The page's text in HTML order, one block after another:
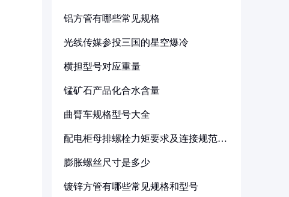
铝方管有哪些常见规格
光线传媒参投三国的星空爆冷
横担型号对应重量
锰矿石产品化合水含量
曲臂车规格型号大全
配电柜母排螺栓力矩要求及连接规范详
膨胀螺丝尺寸是多少
镀锌方管有哪些常见规格和型号